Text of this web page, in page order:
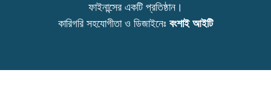
ফাইনান্সের একটি প্রতিষ্ঠান।
কারিগরি সহযোগীতা ও ডিজাইনেঃ বংশাই আইটি